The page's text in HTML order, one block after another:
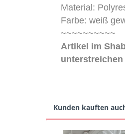
Material:
Farbe: weiß
~~~~~~~~~~
Artikel im
Kunden kauften